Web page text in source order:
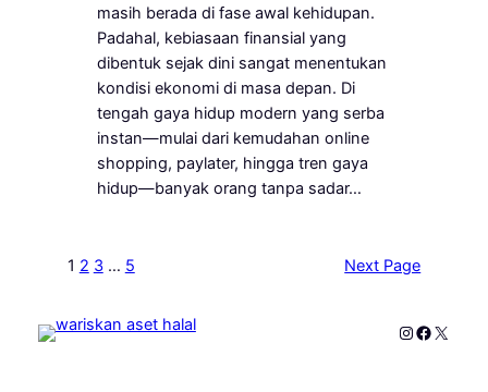
masih berada di fase awal kehidupan.
Padahal, kebiasaan finansial yang
dibentuk sejak dini sangat menentukan
kondisi ekonomi di masa depan. Di
tengah gaya hidup modern yang serba
instan—mulai dari kemudahan online
shopping, paylater, hingga tren gaya
hidup—banyak orang tanpa sadar…
1 2 3 … 5 Next Page
Instagram
X